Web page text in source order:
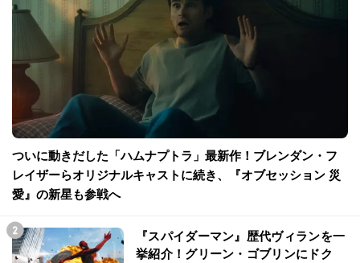
ついに動きだした「ハムナプトラ」最新作！ブレンダン・フ
レイザーらオリジナルキャストに続き、『オブセッション 災
愛』の新星も参戦へ
『スパイダーマン』歴代ヴィランを一
挙紹介！グリーン・ゴブリンにドク